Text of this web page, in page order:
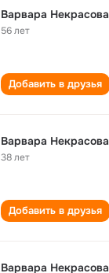
Варвара Некрасова
56 лет
Добавить в друзья
Варвара Некрасова
38 лет
Добавить в друзья
Варвара Некрасова